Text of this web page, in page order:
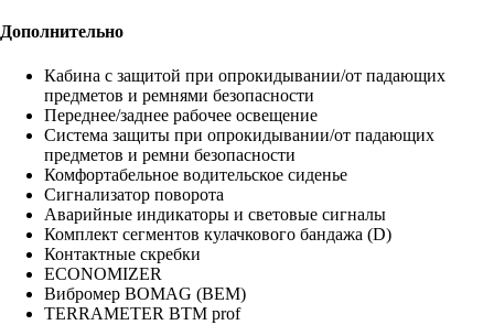
Дополнительно
Кабина с защитой при опрокидывании/от падающих
предметов и ремнями безопасности
Переднее/заднее рабочее освещение
Система защиты при опрокидывании/от падающих
предметов и ремни безопасности
Комфортабельное водительское сиденье
Сигнализатор поворота
Аварийные индикаторы и световые сигналы
Комплект сегментов кулачкового бандажа (D)
Контактные скребки
ECONOMIZER
Вибромер BOMAG (BEM)
TERRAMETER BTM prof